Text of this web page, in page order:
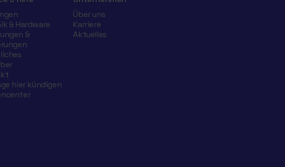
& Hardware
&
hier kündigen
Über uns
Karriere
Aktuelles